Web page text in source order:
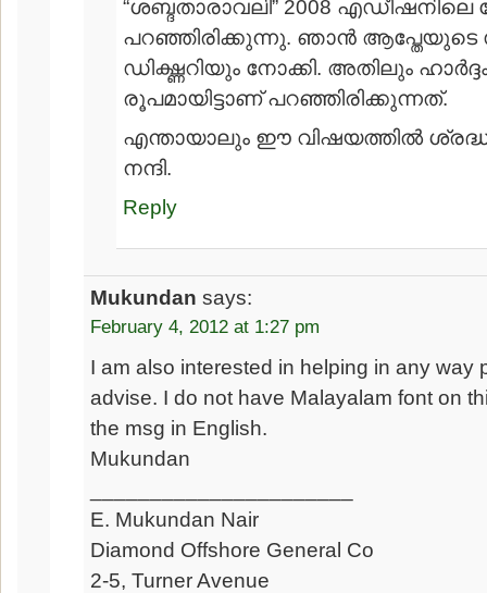
“ശബ്ദതാരാവലി” 2008 എഡീഷനിലെ
പറഞ്ഞിരിക്കുന്നു. ഞാന്‍ ആപ്തേയുടെ
ഡിക്ഷ്ണറിയും നോക്കി. അതിലും
രൂപമായിട്ടാണ് പറഞ്ഞിരിക്കുന്നത്.
എന്തായാലും ഈ വിഷയത്തില്‍
നന്ദി.
Reply
Mukundan says:
February 4, 2012 at 1:27 pm
I am also interested in helping in any way
advise. I do not have Malayalam font on
the msg in English.
Mukundan
E. Mukundan Nair
Diamond Offshore General Co
2-5, Turner Avenue